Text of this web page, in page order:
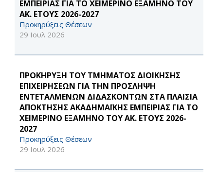
ΕΜΠΕΙΡΙΑΣ ΓΙΑ ΤΟ ΧΕΙΜΕΡΙΝΟ ΕΞΑΜΗΝΟ ΤΟΥ
ΑΚ. ΕΤΟΥΣ 2026-2027
Προκηρύξεις Θέσεων
29 Ιουλ 2026
ΠΡΟΚΗΡΥΞΗ ΤΟΥ ΤΜΗΜΑΤΟΣ ΔΙΟΙΚΗΣΗΣ
ΕΠΙΧΕΙΡΗΣΕΩΝ ΓΙΑ ΤΗΝ ΠΡΟΣΛΗΨΗ
ΕΝΤΕΤΑΛΜΕΝΩΝ ΔΙΔΑΣΚΟΝΤΩΝ ΣΤΑ ΠΛΑΙΣΙΑ
ΑΠΟΚΤΗΣΗΣ ΑΚΑΔΗΜΑΪΚΗΣ ΕΜΠΕΙΡΙΑΣ ΓΙΑ ΤΟ
ΧΕΙΜΕΡΙΝΟ ΕΞΑΜΗΝΟ ΤΟΥ ΑΚ. ΕΤΟΥΣ 2026-
2027
Προκηρύξεις Θέσεων
29 Ιουλ 2026